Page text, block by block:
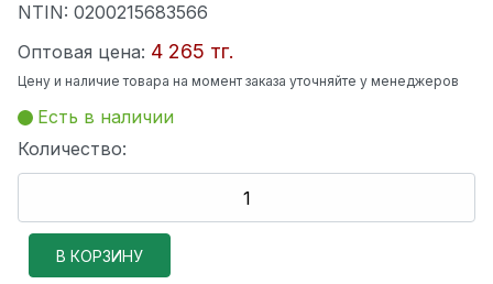
NTIN: 0200215683566
Оптовая цена: 4 265 тг.
Цену и наличие товара на момент заказа уточняйте у менеджеров
Есть в наличии
Количество: